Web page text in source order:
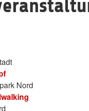
Nord